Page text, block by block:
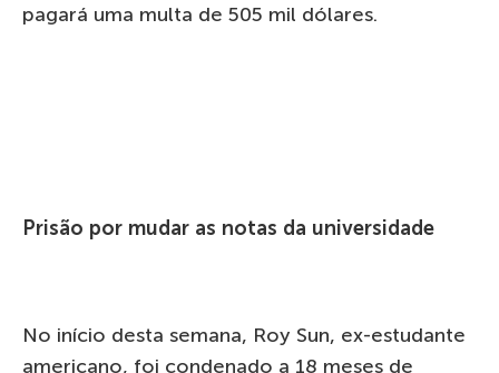
pagará uma multa de 505 mil dólares.
Prisão por mudar as notas da universidade
No início desta semana, Roy Sun, ex-estudante
americano, foi condenado a 18 meses de